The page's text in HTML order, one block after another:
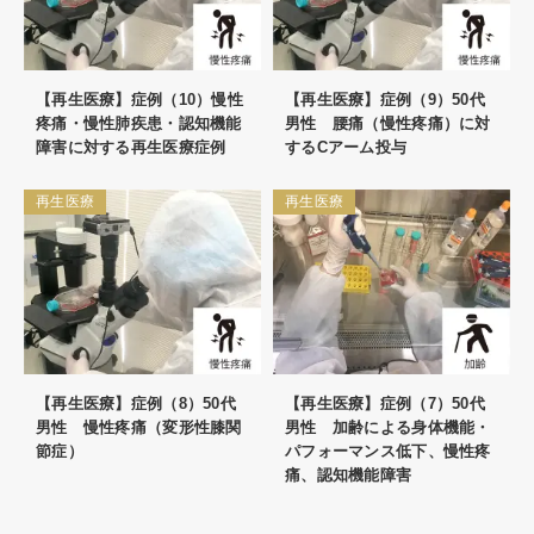
【再生医療】症例（10）慢性
疼痛・慢性肺疾患・認知機能
障害に対する再生医療症例
【再生医療】症例（9）50代
男性 腰痛（慢性疼痛）に対
するCアーム投与
再生医療
【再生医療】症例（8）50代
男性 慢性疼痛（変形性膝関
節症）
再生医療
【再生医療】症例（7）50代
男性 加齢による身体機能・
パフォーマンス低下、慢性疼
痛、認知機能障害